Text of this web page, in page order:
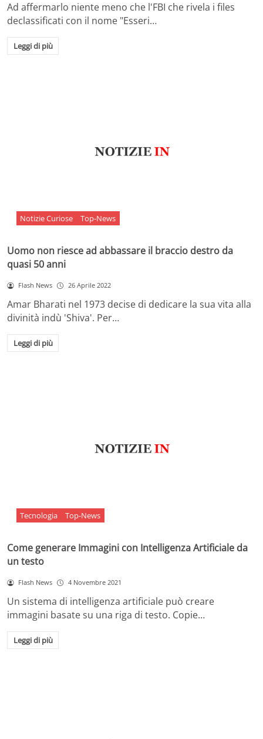
Ad affermarlo niente meno che l'FBI che rivela i files
declassificati con il nome "Esseri…
Leggi di più
Notizie Curiose Top-News
Uomo non riesce ad abbassare il braccio destro da
quasi 50 anni
Flash News 26 Aprile 2022
Amar Bharati nel 1973 decise di dedicare la sua vita alla
divinità indù 'Shiva'. Per…
Leggi di più
Tecnologia Top-News
Come generare Immagini con Intelligenza Artificiale da
un testo
Flash News 4 Novembre 2021
Un sistema di intelligenza artificiale può creare
immagini basate su una riga di testo. Copie…
Leggi di più